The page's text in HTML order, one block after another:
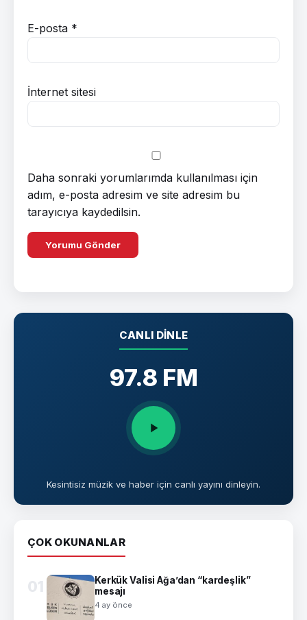
E-posta *
İnternet sitesi
Daha sonraki yorumlarımda kullanılması için
adım, e-posta adresim ve site adresim bu
tarayıcıya kaydedilsin.
CANLI DINLE
97.8 FM
Kesintisiz müzik ve haber için canlı yayını dinleyin.
ÇOK OKUNANLAR
01
Kerkük Valisi Ağa’dan “kardeşlik”
mesajı
4 ay önce